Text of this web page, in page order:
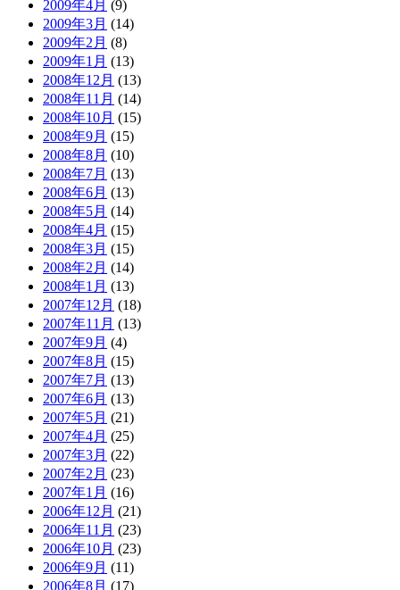
2009年4月 (9)
2009年3月 (14)
2009年2月 (8)
2009年1月 (13)
2008年12月 (13)
2008年11月 (14)
2008年10月 (15)
2008年9月 (15)
2008年8月 (10)
2008年7月 (13)
2008年6月 (13)
2008年5月 (14)
2008年4月 (15)
2008年3月 (15)
2008年2月 (14)
2008年1月 (13)
2007年12月 (18)
2007年11月 (13)
2007年9月 (4)
2007年8月 (15)
2007年7月 (13)
2007年6月 (13)
2007年5月 (21)
2007年4月 (25)
2007年3月 (22)
2007年2月 (23)
2007年1月 (16)
2006年12月 (21)
2006年11月 (23)
2006年10月 (23)
2006年9月 (11)
2006年8月 (17)